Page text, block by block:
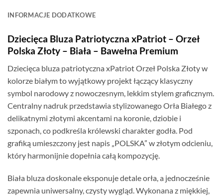
INFORMACJE DODATKOWE
Dziecięca Bluza Patriotyczna xPatriot – Orzeł
Polska Złoty – Biała – Bawełna Premium
Dziecięca bluza patriotyczna xPatriot Orzeł Polska Złoty w
kolorze białym to wyjątkowy projekt łączący klasyczny
symbol narodowy z nowoczesnym, lekkim stylem graficznym.
Centralny nadruk przedstawia stylizowanego Orła Białego z
delikatnymi złotymi akcentami na koronie, dziobie i
szponach, co podkreśla królewski charakter godła. Pod
grafiką umieszczony jest napis „POLSKA” w złotym odcieniu,
który harmonijnie dopełnia całą kompozycję.
Biała bluza doskonale eksponuje detale orła, a jednocześnie
zapewnia uniwersalny, czysty wygląd. Wykonana z miękkiej,